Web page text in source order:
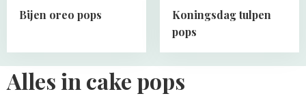
Bijen oreo pops
Koningsdag tulpen
pops
Alles in cake pops